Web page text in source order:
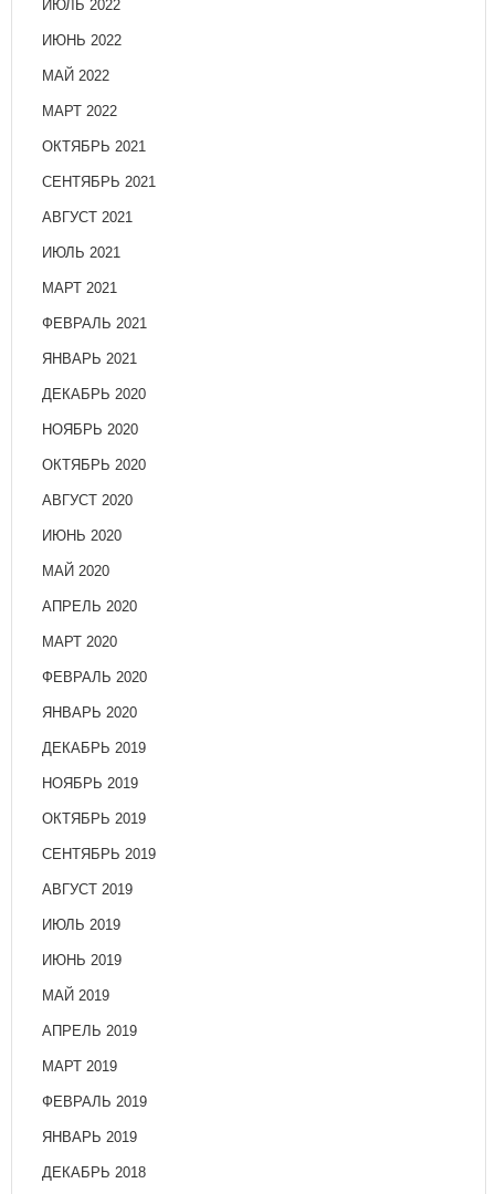
ИЮЛЬ 2022
ИЮНЬ 2022
МАЙ 2022
МАРТ 2022
ОКТЯБРЬ 2021
СЕНТЯБРЬ 2021
АВГУСТ 2021
ИЮЛЬ 2021
МАРТ 2021
ФЕВРАЛЬ 2021
ЯНВАРЬ 2021
ДЕКАБРЬ 2020
НОЯБРЬ 2020
ОКТЯБРЬ 2020
АВГУСТ 2020
ИЮНЬ 2020
МАЙ 2020
АПРЕЛЬ 2020
МАРТ 2020
ФЕВРАЛЬ 2020
ЯНВАРЬ 2020
ДЕКАБРЬ 2019
НОЯБРЬ 2019
ОКТЯБРЬ 2019
СЕНТЯБРЬ 2019
АВГУСТ 2019
ИЮЛЬ 2019
ИЮНЬ 2019
МАЙ 2019
АПРЕЛЬ 2019
МАРТ 2019
ФЕВРАЛЬ 2019
ЯНВАРЬ 2019
ДЕКАБРЬ 2018